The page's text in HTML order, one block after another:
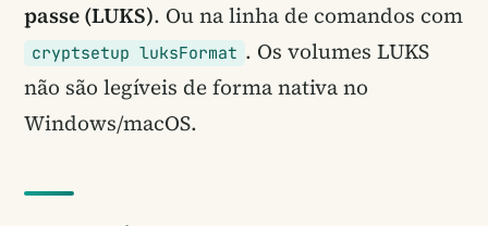
passe (LUKS). Ou na linha de comandos com
cryptsetup luksFormat . Os volumes LUKS
não são legíveis de forma nativa no
Windows/macOS.